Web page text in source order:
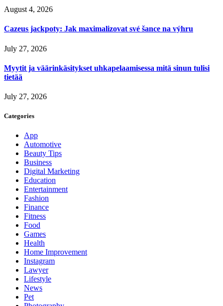
August 4, 2026
Cazeus jackpoty: Jak maximalizovat své šance na výhru
July 27, 2026
Myytit ja väärinkäsitykset uhkapelaamisessa mitä sinun tulisi
tietää
July 27, 2026
Categories
App
Automotive
Beauty Tips
Business
Digital Marketing
Education
Entertainment
Fashion
Finance
Fitness
Food
Games
Health
Home Improvement
Instagram
Lawyer
Lifestyle
News
Pet